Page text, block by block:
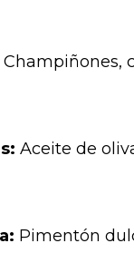
Champiñones,
Aceite de
Pimentón